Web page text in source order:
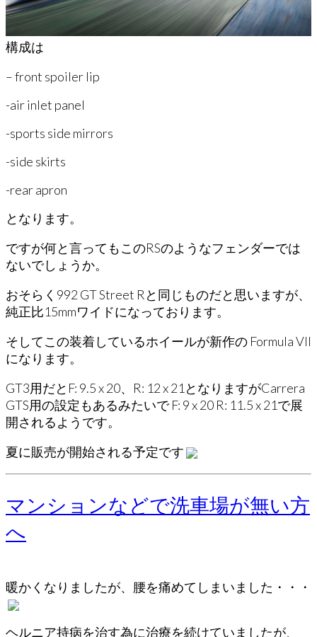
構成は
– front spoiler lip
-air inlet panel
-sports side mirrors
-side skirts
-rear apron
となります。
ですが何と言ってもこのRSのようなフェンダーでは
ないでしょうか。
おそらく992 GT Street Rと同じものだと思いますが、
純正比15mmワイドになっております。
そしてこの装着しているホイールが新作の Formula VII
になります。
GT3用だとF: 9.5 x 20、R: 12 x 21となりますがCarrera
GTS用の設定もあるみたいで F: 9 x 20 R: 11.5 x 21で展
開されるようです。
夏に販売が開始される予定です
マンションなどで洗車場が無い方
へ
暖かくなりましたが、腰を痛めてしまいました・・・
ヘルニア持病を治す為に治療を続けていましたが、